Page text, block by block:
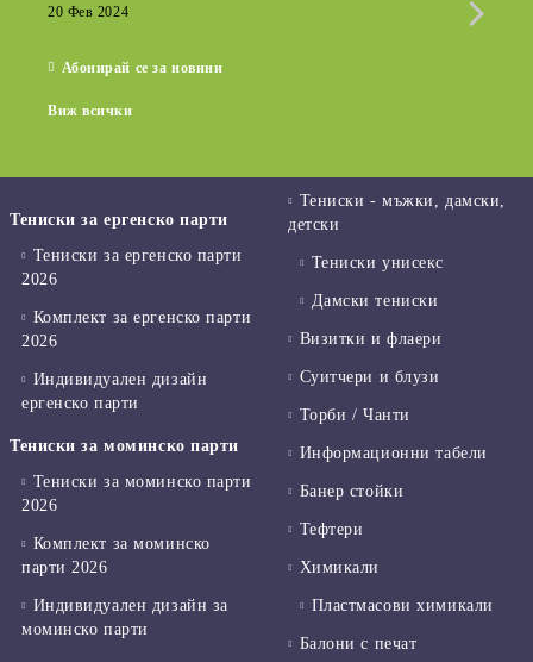
20 Фев 2024
Абонирай се за новини
Виж всички
Тениски за ергенско парти
Тениски за ергенско парти
2026
Комплект за ергенско парти
2026
Индивидуален дизайн
ергенско парти
Тениски за моминско парти
Тениски за моминско парти
2026
Комплект за моминско
парти 2026
Индивидуален дизайн за
моминско парти
Тениски - мъжки, дамски,
детски
Тениски унисекс
Дамски тениски
Визитки и флаери
Суитчери и блузи
Торби / Чанти
Информационни табели
Банер стойки
Тефтери
Химикали
Пластмасови химикали
Балони с печат